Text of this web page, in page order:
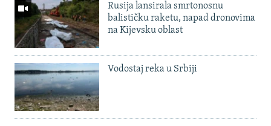
Rusija lansirala smrtonosnu
balističku raketu, napad dronovima
na Kijevsku oblast
Vodostaj reka u Srbiji